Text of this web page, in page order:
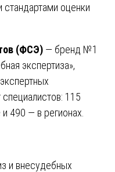
оценки
(ФСЭ) — бренд №1
экспертиза»,
115
490 — в регионах.
и внесудебных